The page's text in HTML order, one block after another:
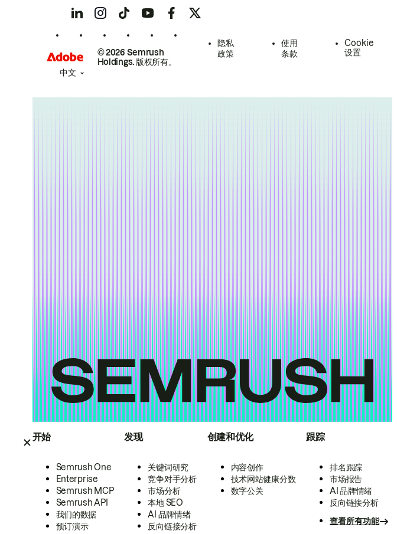
开始
Semrush One
Enterprise
Semrush MCP
Semrush API
我们的数据
预订演示
发现
关键词研究
竞争对手分析
市场分析
本地 SEO
AI 品牌情绪
反向链接分析
创建和优化
内容创作
技术网站健康分数
数字公关
跟踪
排名跟踪
市场报告
AI 品牌情绪
反向链接分析
查看所有功能
© 2026 Semrush
Holdings. 版权所有。
隐私
政策
使用
条款
Cookie
设置
中文